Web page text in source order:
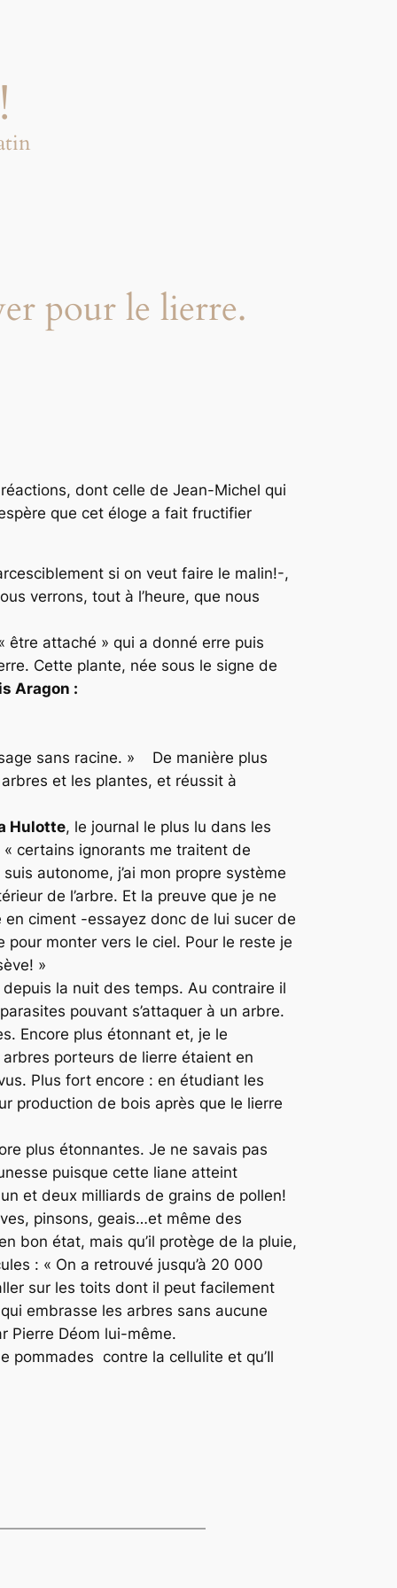
pour le lierre.
dont celle de Jean-Michel qui
que cet éloge a fait fructifier
si on veut faire le malin!-,
verrons, tout à l’heure, que nous
être attaché » qui a donné erre puis
Cette plante, née sous le signe de
Aragon :
sans racine. » De manière plus
et les plantes, et réussit à
Hulotte, le journal le plus lu dans les
certains ignorants me traitent de
autonome, j’ai mon propre système
de l’arbre. Et la preuve que je ne
en ciment -essayez donc de lui sucer de
pour monter vers le ciel. Pour le reste je
»
la nuit des temps. Au contraire il
pouvant s’attaquer à un arbre.
Encore plus étonnant et, je le
porteurs de lierre étaient en
Plus fort encore : en étudiant les
production de bois après que le lierre
plus étonnantes. Je ne savais pas
puisque cette liane atteint
et deux milliards de grains de pollen!
pinsons, geais…et même des
bon état, mais qu’il protège de la pluie,
: « On a retrouvé jusqu’à 20 000
sur les toits dont il peut facilement
embrasse les arbres sans aucune
Pierre Déom lui-même.
pommades contre la cellulite et qu’Il